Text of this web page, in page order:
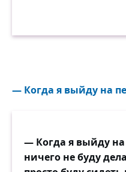
Считают так:
И сыплют дрянь на
Что ж, там и
Берём и лезем
— Когда я выйду на
— Когда я выйду
ничего не буду